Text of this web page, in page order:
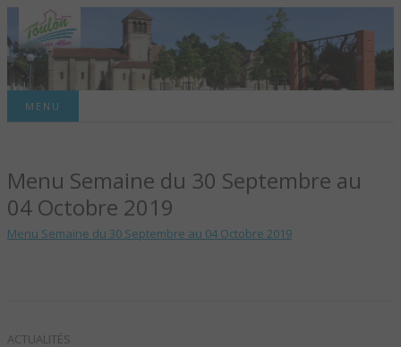
TOULON-SUR-
ALLIER – SITE
OFFICIEL DE LA
MENU
Menu Semaine du 30 Septembre au
04 Octobre 2019
Menu Semaine du 30 Septembre au 04 Octobre 2019
ACTUALITÉS